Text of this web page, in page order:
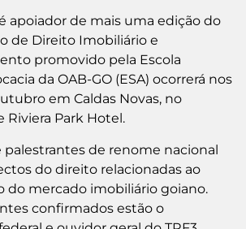
apoiador de mais uma edição do
de Direito Imobiliário e
promovido pela Escola
da OAB-GO (ESA) ocorrerá nos
em Caldas Novas, no
Riviera Park Hotel.
palestrantes de renome nacional
do direito relacionadas ao
do mercado imobiliário goiano.
confirmados estão o